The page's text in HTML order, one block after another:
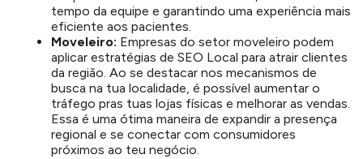
tempo da equipe e garantindo uma experiência mais
eficiente aos pacientes.
Moveleiro: Empresas do setor moveleiro podem
aplicar estratégias de SEO Local para atrair clientes
da região. Ao se destacar nos mecanismos de
busca na tua localidade, é possível aumentar o
tráfego pras tuas lojas físicas e melhorar as vendas.
Essa é uma ótima maneira de expandir a presença
regional e se conectar com consumidores
próximos ao teu negócio.